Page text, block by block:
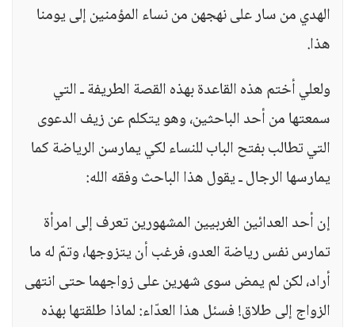
الهدي من سار على نهجهن من نساء المؤمنين إلى يومنا
هذا.
ولعلي أختم هذه القاعدة بهذه القصة الطريفة ـ التي
سمعتها من أحد الباحثين، وهو يتكلم عن زيف الدعوى
التي تطالب بفتح الباب للنساء لكي يمارسن الرياضة كما
يمارسها الرجال ـ يقول هذا الباحث وفقه الله:
إن أحد العدائين الغربيين المشهورين تعرف إلى امرأة
تمارس نفس رياضة العدو، فرغب أن يتزوجها، وتمّ له ما
أراد، لكن لم يمض سوى شهرين على زواجهما حتى انتهى
الزواج إلى طلاق! فسئل هذا العدّاء: لماذا طلقتها بهذه